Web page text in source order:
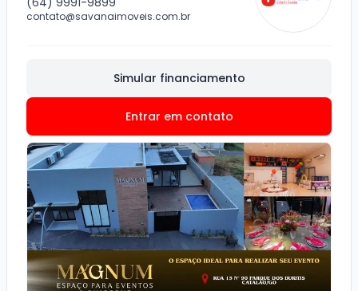
contato@savanaimoveis.com.br
Simular financiamento
Entrar em contato